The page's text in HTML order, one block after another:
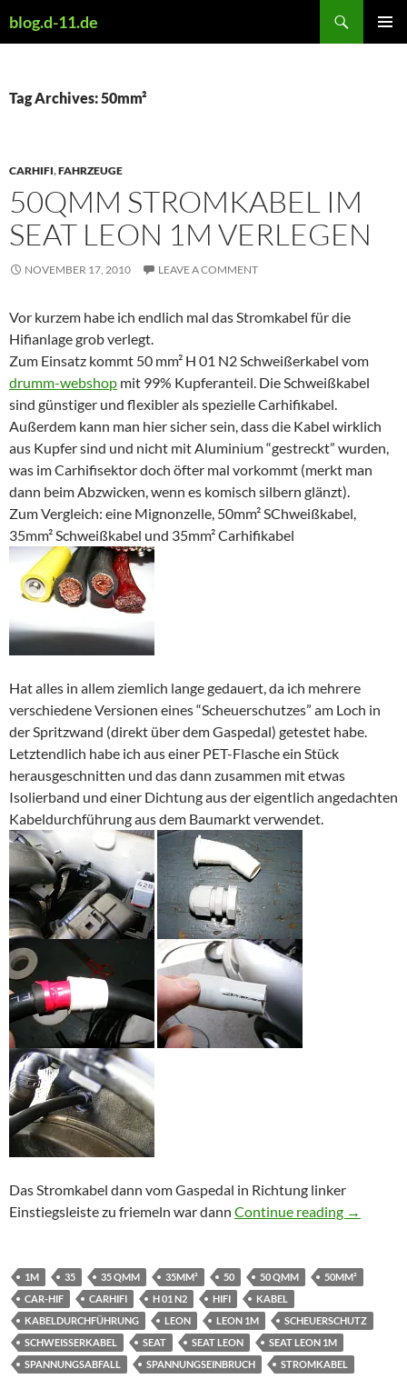
toblog.d-11.de
Tag Archives: 50mm²
CARHIFI,FAHRZEUGE
50QMM STROMKABEL IM
SEAT LEON 1M VERLEGEN
NOVEMBER 17, 2010 LEAVE A COMMENT
Vor kurzem habe ich endlich mal das Stromkabel für die
Hifianlage grob verlegt.
Zum Einsatz kommt 50 mm² H 01 N2 Schweißerkabel vom
drumm-webshop mit 99% Kupferanteil. Die Schweißkabel
sind günstiger und flexibler als spezielle Carhifikabel.
Außerdem kann man hier sicher sein, dass die Kabel wirklich
aus Kupfer sind und nicht mit Aluminium “gestreckt” wurden,
was im Carhifisektor doch öfter mal vorkommt (merkt man
dann beim Abzwicken, wenn es komisch silbern glänzt).
Zum Vergleich: eine Mignonzelle, 50mm² SChweißkabel,
35mm² Schweißkabel und 35mm² Carhifikabel
Hat alles in allem ziemlich lange gedauert, da ich mehrere
verschiedene Versionen eines “Scheuerschutzes” am Loch in
der Spritzwand (direkt über dem Gaspedal) getestet habe.
Letztendlich habe ich aus einer PET-Flasche ein Stück
herausgeschnitten und das dann zusammen mit etwas
Isolierband und einer Dichtung aus der eigentlich angedachten
Kabeldurchführung aus dem Baumarkt verwendet.
Das Stromkabel dann vom Gaspedal in Richtung linker
Einstiegsleiste zu friemeln war dann Continue reading 50qmm
→
1M 35 35 QMM 35MM² 50 50 QMM
50MM²
CAR-HIF
CARHIFI H 01 N2 HIFI
KABEL
KABELDURCHFÜHRUNG
LEON LEON 1M
SCHEUERSCHUTZ
SCHWEISSERKABEL
SEAT SEAT LEON
SEAT LEON 1M
SPANNUNGSABFALL
SPANNUNGSEINBRUCH STROMKABEL